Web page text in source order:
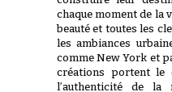
chaque moment de la
beauté et toutes les
les ambiances
comme New York et
créations portent le
l’authenticité de la